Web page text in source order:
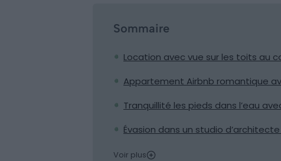
Sommaire
Location avec vue sur les toits au
Appartement Airbnb romantique
Tranquillité les pieds dans l’eau
Évasion dans un studio
Voir plus